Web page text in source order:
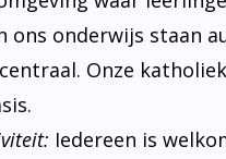
ons onderwijs staan
Onze
Iedereen is